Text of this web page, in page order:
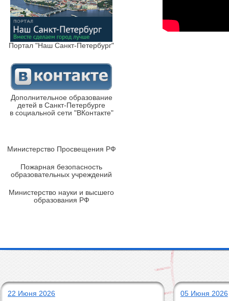
Портал "Наш Санкт-Петербург"
Дополнительное образование
детей в Санкт-Петербурге
в социальной сети "ВКонтакте"
Министерство Просвещения РФ
Пожарная безопасность
образовательных учреждений
Министерство науки и высшего
образования РФ
22 Июня 2026 05 Июня 2026